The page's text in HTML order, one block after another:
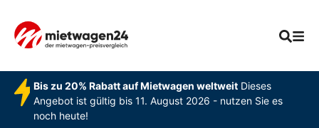
Bis zu 20% Rabatt auf Mietwagen weltweitDieses
Angebot ist gültig bis 11. August 2026 - nutzen Sie es
noch heute!